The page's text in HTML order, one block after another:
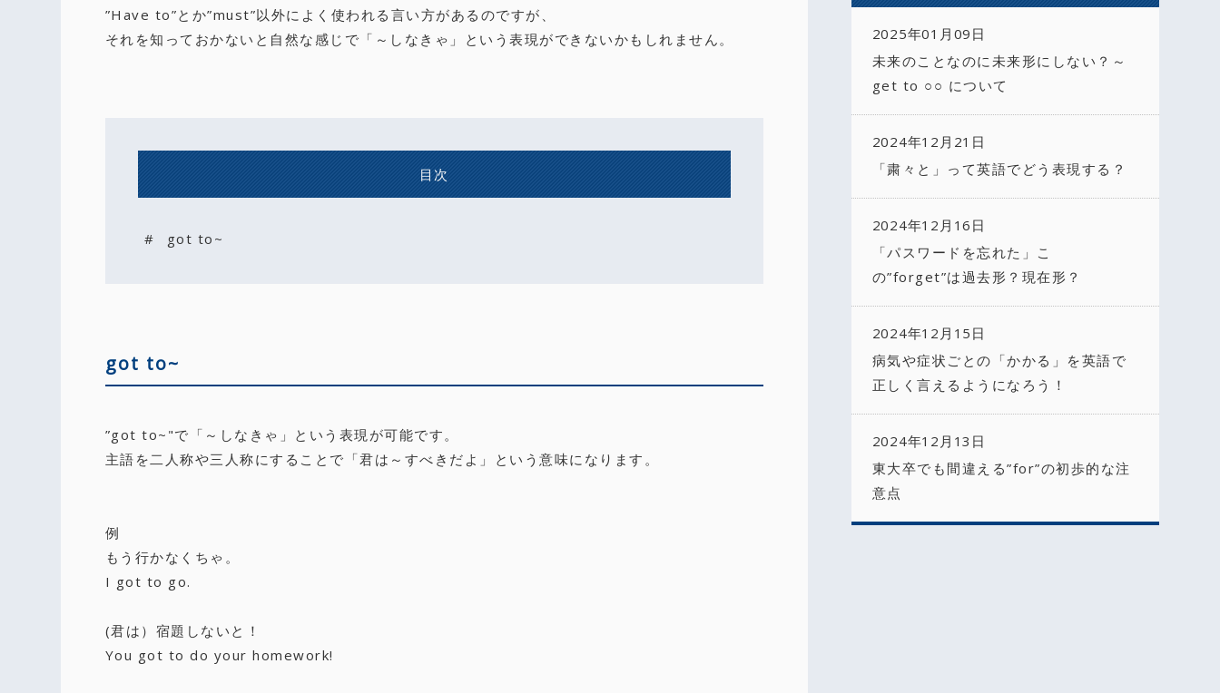
”Have to”とか”must”以外によく使われる言い方があるのですが、
それを知っておかないと自然な感じで「～しなきゃ」という表現ができないかもしれません。
目次
got to~
got to~
”got to~"で「～しなきゃ」という表現が可能です。
主語を二人称や三人称にすることで「君は～すべきだよ」という意味になります。
例
もう行かなくちゃ。
I got to go.
(君は）宿題しないと！
You got to do your homework!
2025年01月09日
未来のことなのに未来形にしない？～
get to ○○ について
2024年12月21日
「粛々と」って英語でどう表現する？
2024年12月16日
「パスワードを忘れた」こ
の”forget”は過去形？現在形？
2024年12月15日
病気や症状ごとの「かかる」を英語で
正しく言えるようになろう！
2024年12月13日
東大卒でも間違える”for”の初歩的な注
意点